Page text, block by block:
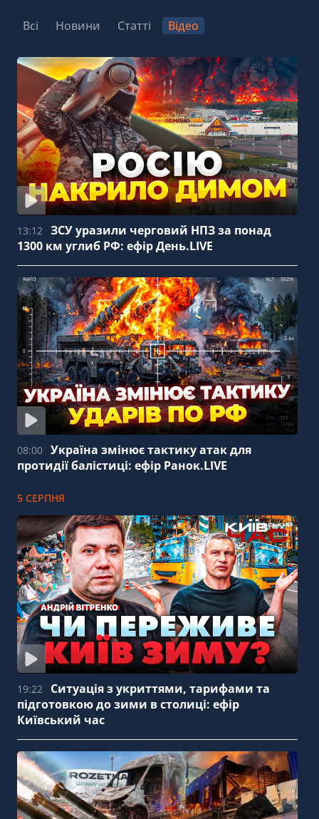
Всі Новини Статті Відео
13:12
ЗСУ уразили черговий НПЗ за понад
1300 км углиб РФ: ефір День.LIVE
08:00 Україна змінює тактику атак для
протидії балістиці: ефір Ранок.LIVE
5 СЕРПНЯ
19:22
Ситуація з укриттями, тарифами та
підготовкою до зими в столиці: ефір
Київський час